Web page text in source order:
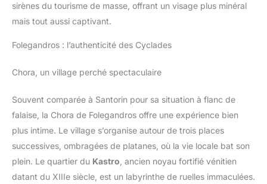
sirènes du tourisme de masse, offrant un visage plus minéral
mais tout aussi captivant.
Folegandros : l’authenticité des Cyclades
Chora, un village perché spectaculaire
Souvent comparée à Santorin pour sa situation à flanc de
falaise, la Chora de Folegandros offre une expérience bien
plus intime. Le village s’organise autour de trois places
successives, ombragées de platanes, où la vie locale bat son
plein. Le quartier du Kastro , ancien noyau fortifié vénitien
datant du XIIIe siècle, est un labyrinthe de ruelles immaculées.